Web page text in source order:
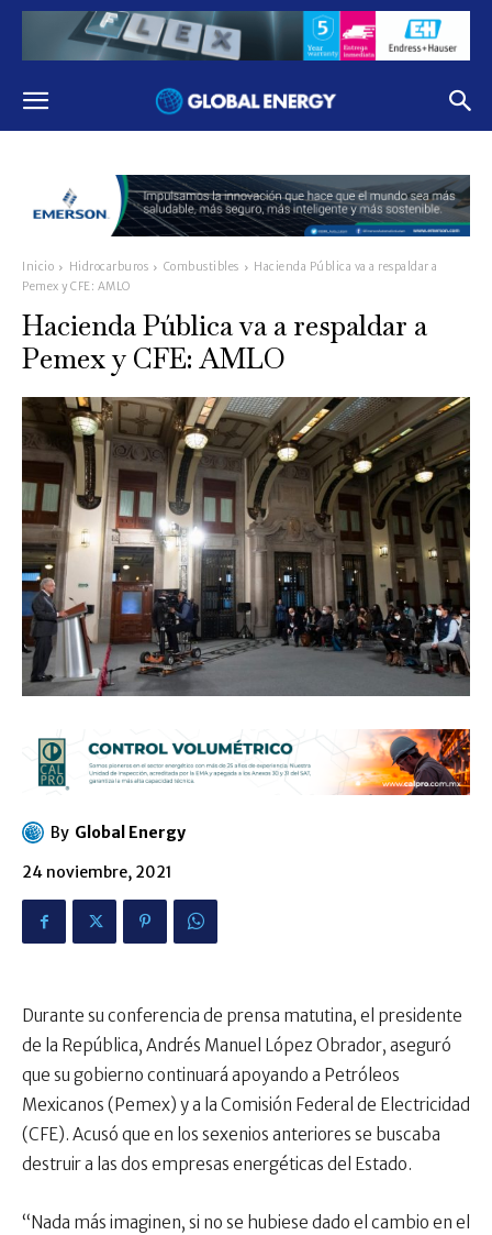
Inicio Hidrocarburos Combustibles
Hacienda Pública va a respaldar a
Pemex y CFE: AMLO
Hacienda Pública va a respaldar a
Pemex y CFE: AMLO
By Global Energy
24 noviembre, 2021
Durante su conferencia de prensa matutina, el presidente
de la República, Andrés Manuel López Obrador, aseguró
que su gobierno continuará apoyando a Petróleos
Mexicanos (Pemex) y a la Comisión Federal de Electricidad
(CFE). Acusó que en los sexenios anteriores se buscaba
destruir a las dos empresas energéticas del Estado.
“Nada más imaginen, si no se hubiese dado el cambio en el